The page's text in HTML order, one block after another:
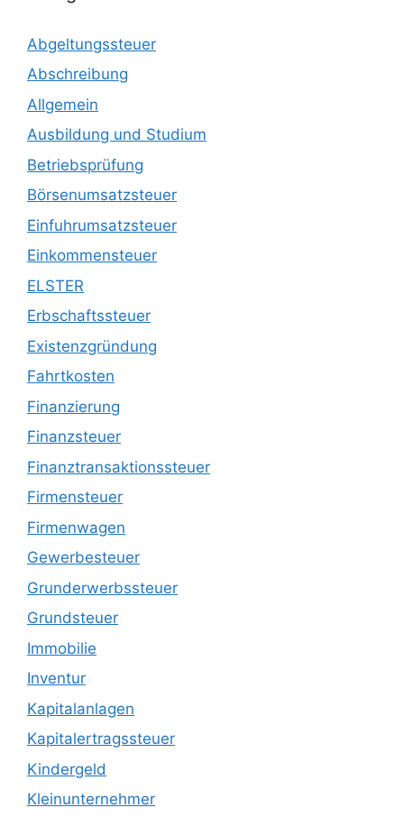
Abgeltungssteuer
Abschreibung
Allgemein
Ausbildung und Studium
Betriebsprüfung
Börsenumsatzsteuer
Einfuhrumsatzsteuer
Einkommensteuer
ELSTER
Erbschaftssteuer
Existenzgründung
Fahrtkosten
Finanzierung
Finanzsteuer
Finanztransaktionssteuer
Firmensteuer
Firmenwagen
Gewerbesteuer
Grunderwerbssteuer
Grundsteuer
Immobilie
Inventur
Kapitalanlagen
Kapitalertragssteuer
Kindergeld
Kleinunternehmer